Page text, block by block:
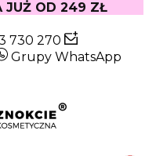
JUŻ OD 249 ZŁ
730 270
Grupy WhatsApp